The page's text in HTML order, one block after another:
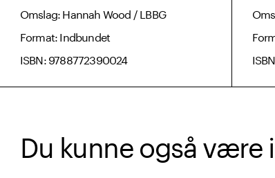
Omslag: Hannah Wood / LBBG
Format: Indbundet
ISBN: 9788772390024
Du kunne også være